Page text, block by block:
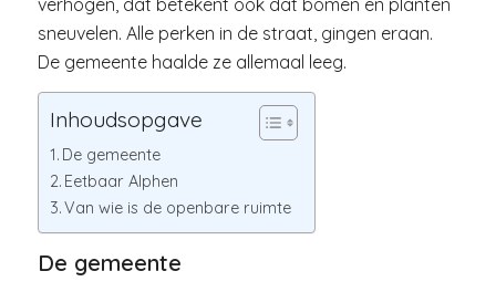
verhogen, dat betekent ook dat bomen en planten
sneuvelen. Alle perken in de straat, gingen eraan.
De gemeente haalde ze allemaal leeg.
Inhoudsopgave
De gemeente
Eetbaar Alphen
Van wie is de openbare ruimte
De gemeente